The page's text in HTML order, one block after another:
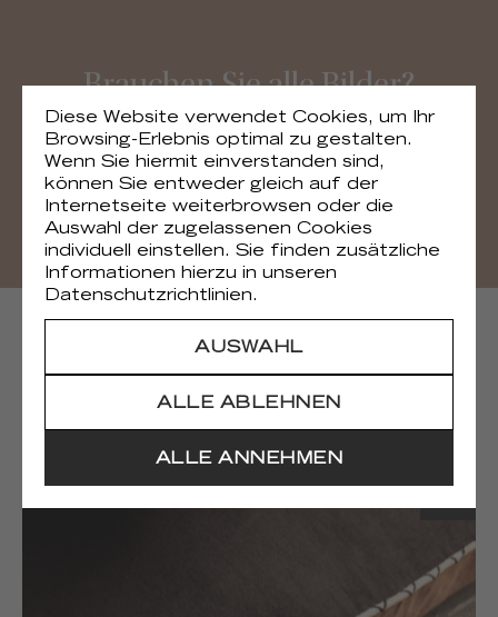
Brauchen Sie alle Bilder?
Sie können alle Visuals der Sammlung
herunterladen
HERUNTERLADEN
NACHFOLGENDE KOLLEKTIONEN
Diese Website verwendet Cookies, um Ihr
Browsing-Erlebnis optimal zu gestalten.
Wenn Sie hiermit einverstanden sind,
können Sie entweder gleich auf der
Internetseite weiterbrowsen oder die
Auswahl der zugelassenen Cookies
individuell einstellen. Sie finden zusätzliche
Informationen hierzu in unseren
Datenschutzrichtlinien.
AUSWAHL
ALLE ABLEHNEN
ALLE ANNEHMEN